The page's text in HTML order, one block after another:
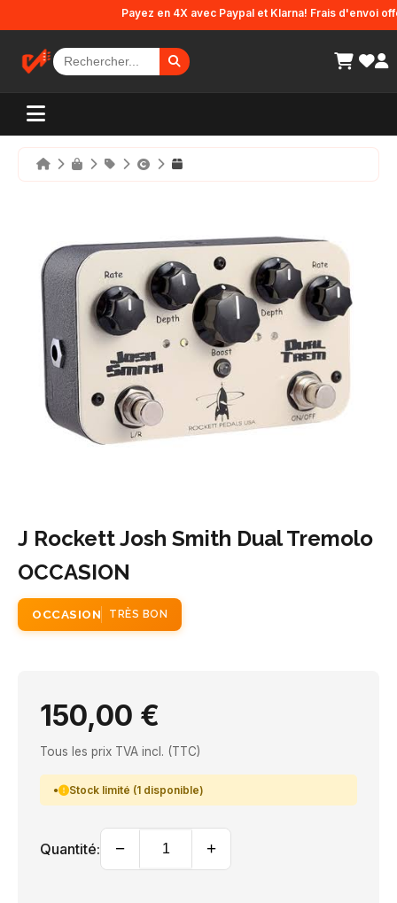
Payez en 4X avec Paypal et Klarna! Frais d'envoi
J Rockett Josh Smith Dual Tremolo
OCCASION
OCCASION TRÈS BON
150,00 €
Tous les prix TVA incl. (TTC)
Stock limité (1 disponible)
Quantité: − +
Panneau de gestion des cookies